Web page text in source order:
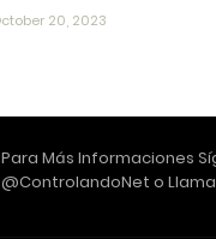
20, 2023
Para Más Informaciones
@ControlandoNet o